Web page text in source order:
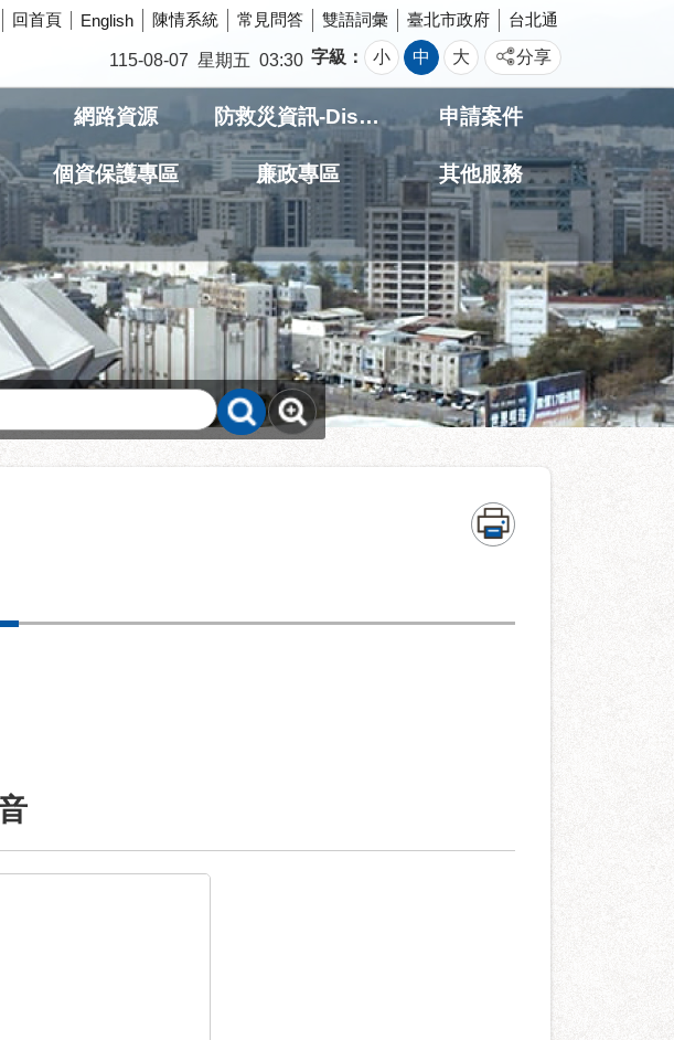
回首頁 English 陳情系統 常見問答 雙語詞彙 臺北市政府 台北通
115-08-07 星期五 03:30 字級 小 中 大 分享
網路資源 防救災資訊-Disaster prevention Information 申請案件
個資保護專區 廉政專區 其他服務